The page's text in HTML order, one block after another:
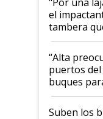
el
tambera
tornado
“Alta
puertos
buques
Suben los